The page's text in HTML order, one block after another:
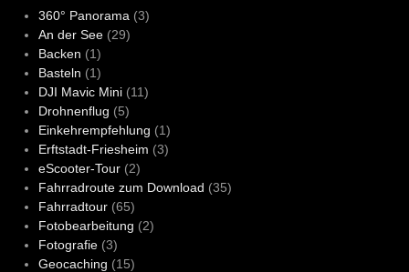
360° Panorama (3)
An der See(29)
Backen (1)
Basteln (1)
DJI Mavic Mini(11)
Drohnenflug (5)
Einkehrempfehlung (1)
Erftstadt-Friesheim (3)
eScooter-Tour(2)
Fahrradroute zum Download (35)
Fahrradtour(65)
Fotobearbeitung (2)
Fotografie(3)
Geocaching (15)